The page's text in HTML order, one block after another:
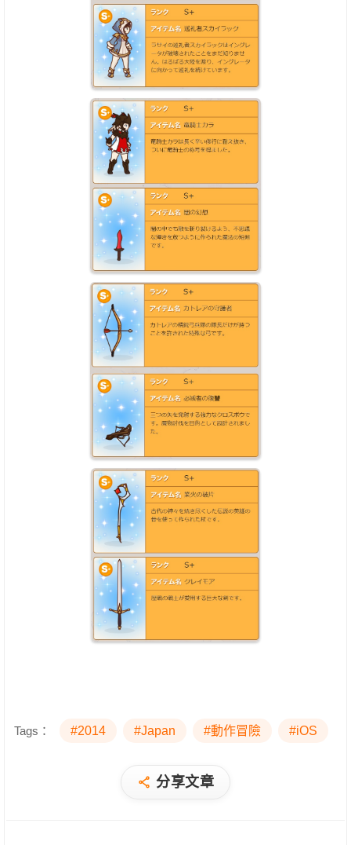
Tags： #2014 #Japan #動作冒險 #iOS
分享文章